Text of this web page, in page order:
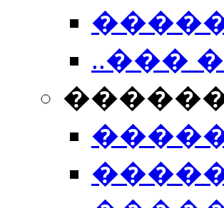
..���
������